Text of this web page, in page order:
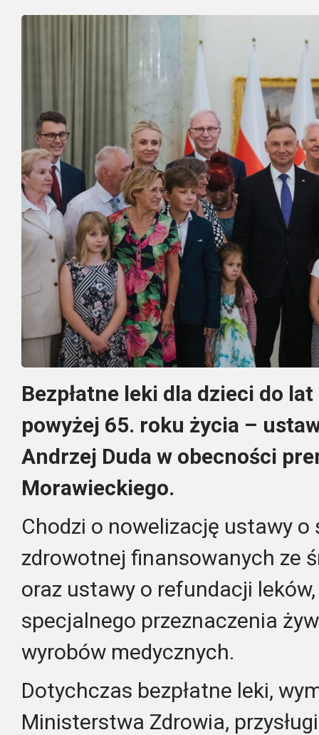
Bezpłatne leki dla dzieci do
powyżej 65. roku życia –
Andrzej Duda w obecności
Morawieckiego.
Chodzi o nowelizację ustawy
zdrowotnej finansowanych ze
oraz ustawy o refundacji
specjalnego przeznaczenia
wyrobów medycznych.
Dotychczas bezpłatne leki,
Ministerstwa Zdrowia,